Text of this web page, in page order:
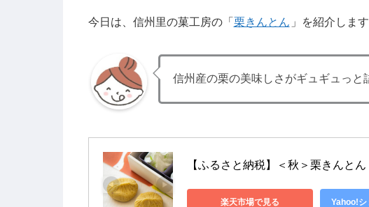
今日は、信州里の菓工房の「 栗きんとん 」を紹介します
信州産の栗の美味しさがギュギュっと
【ふるさと納税】＜秋＞栗きんとん
楽天市場で見る Yahoo!シ